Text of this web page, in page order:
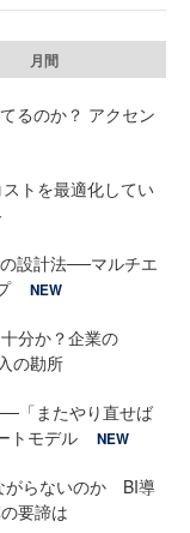
月間
るのか？ アクセン
トを最適化してい
設計法──マルチエ
NEW
分か？企業の
の勘所
「またやり直せば
トモデル
NEW
がらないのか BI導
要諦は